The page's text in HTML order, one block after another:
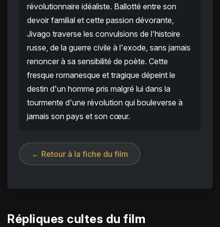
révolutionnaire idéaliste. Ballotté entre son
devoir familial et cette passion dévorante,
Jivago traverse les convulsions de l'histoire
russe, de la guerre civile à l'exode, sans jamais
renoncer à sa sensibilité de poète. Cette
fresque romanesque et tragique dépeint le
destin d'un homme pris malgré lui dans la
tourmente d'une révolution qui bouleverse à
jamais son pays et son cœur.
← Retour à la fiche du film
Répliques cultes du film